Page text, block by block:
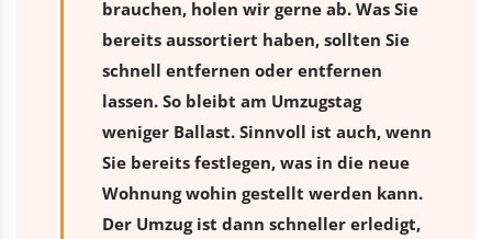
brauchen, holen wir gerne ab. Was Sie
bereits aussortiert haben, sollten Sie
schnell entfernen oder entfernen
lassen. So bleibt am Umzugstag
weniger Ballast. Sinnvoll ist auch, wenn
Sie bereits festlegen, was in die neue
Wohnung wohin gestellt werden kann.
Der Umzug ist dann schneller erledigt,